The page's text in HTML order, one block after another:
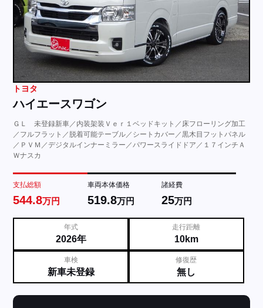
トヨタ
ハイエースワゴン
ＧＬ 未登録新車／内装架装Ｖｅｒ１ベッドキット／床フローリング加工
／フルフラット／脱着可能テーブル／シートカバー／黒木目フットパネル
／ＰＶＭ／デジタルインナーミラー／パワースライドドア／１７インチＡ
Ｗナスカ
支払総額
544.8万円
車両本体価格
519.8万円
諸経費
25万円
年式
2026年
走行距離
10km
車検
新車未登録
修復歴
無し